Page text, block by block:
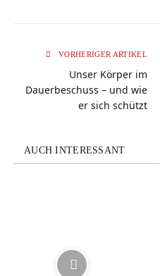
VORHERIGER ARTIKEL
Unser Körper im
Dauerbeschuss – und wie
er sich schützt
AUCH INTERESSANT